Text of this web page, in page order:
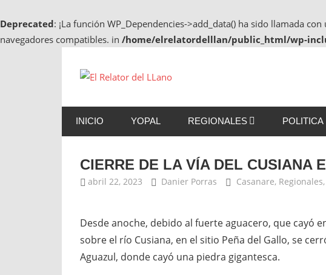
Deprecated: ¡La función WP_Dependencies->add_data() ha sido llamada
navegadores compatibles. in /home/elrelatordelllan/public_html/wp-
Relator
del
LLano
de
Casanare,
Noticias
Yopal
INICIO YOPAL REGIONALES POLITICA
CIERRE DE LA VÍA DEL CUSIANA
abril 22, 2023 Danier Porras Casanare, Regionales,
Desde anoche, debido al fuerte aguacero, que cayó
sobre el río Cusiana, en el sitio Peña del Gallo, se
Aguazul, donde cayó una piedra gigantesca.